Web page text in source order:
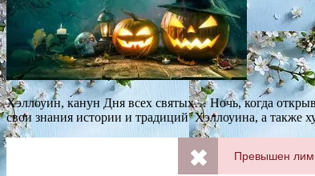
Хэллоуин, канун Дня всех святых… Ночь, когда
свои знания истории и традиций Хэллоуина, а также